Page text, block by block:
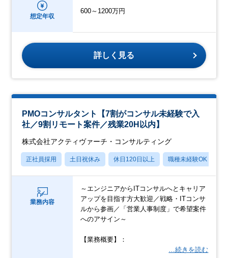
想定年収
600～1200万円
詳しく見る
PMOコンサルタント【7割がコンサル未経験で入
社／9割リモート案件／残業20H以内】
株式会社アクティヴァーチ・コンサルティング
正社員採用 土日祝休み 休日120日以上 職種未経験OK
業務内容
～エンジニアからITコンサルへとキャリア
アップを目指す方大歓迎／戦略・ITコンサ
ルから参画／「営業人事制度」で希望案件
へのアサイン～
【業務概要】：
…続きを読む